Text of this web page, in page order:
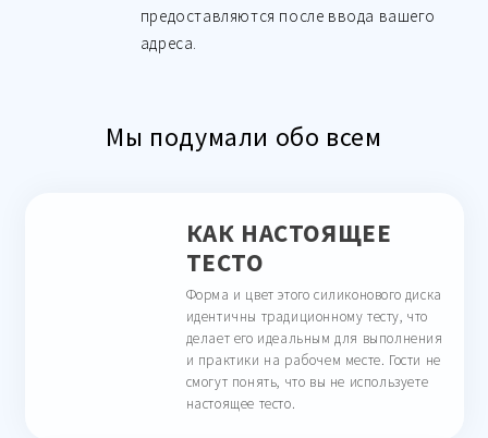
предоставляются после ввода вашего
адреса.
Мы подумали обо всем
КАК НАСТОЯЩЕЕ
ТЕСТО
Форма и цвет этого силиконового диска
идентичны традиционному тесту, что
делает его идеальным для выполнения
и практики на рабочем месте. Гости не
смогут понять, что вы не используете
настоящее тесто.